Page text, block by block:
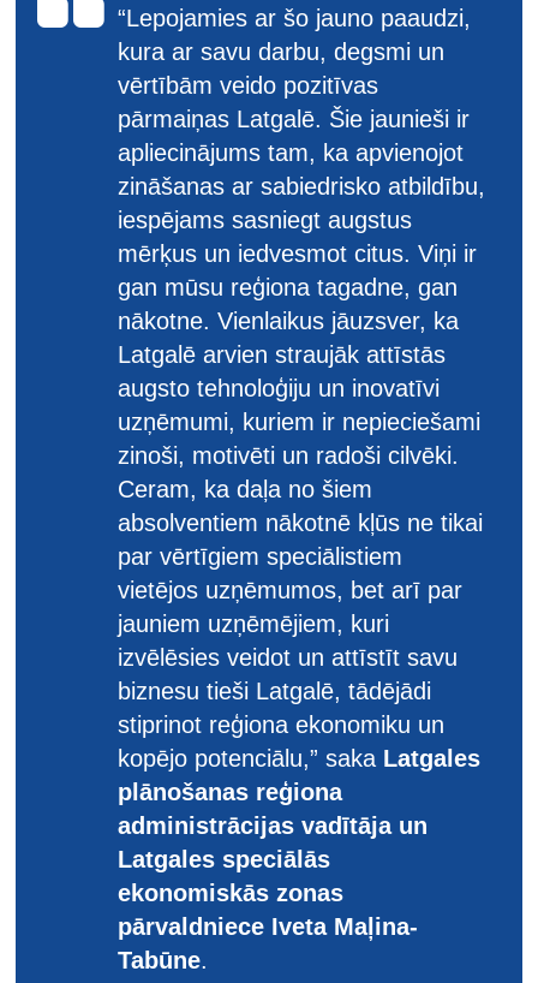
“Lepojamies ar šo jauno paaudzi,
kura ar savu darbu, degsmi un
vērtībām veido pozitīvas
pārmaiņas Latgalē. Šie jaunieši ir
apliecinājums tam, ka apvienojot
zināšanas ar sabiedrisko atbildību,
iespējams sasniegt augstus
mērķus un iedvesmot citus. Viņi ir
gan mūsu reģiona tagadne, gan
nākotne. Vienlaikus jāuzsver, ka
Latgalē arvien straujāk attīstās
augsto tehnoloģiju un inovatīvi
uzņēmumi, kuriem ir nepieciešami
zinoši, motivēti un radoši cilvēki.
Ceram, ka daļa no šiem
absolventiem nākotnē kļūs ne tikai
par vērtīgiem speciālistiem
vietējos uzņēmumos, bet arī par
jauniem uzņēmējiem, kuri
izvēlēsies veidot un attīstīt savu
biznesu tieši Latgalē, tādējādi
stiprinot reģiona ekonomiku un
kopējo potenciālu,” saka Latgales
plānošanas reģiona
administrācijas vadītāja un
Latgales speciālās
ekonomiskās zonas
pārvaldniece Iveta Maļina-
Tabūne.